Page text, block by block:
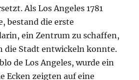
Als Los Angeles 1781
bestand die erste
ein Zentrum zu schaffen,
die Stadt entwickeln konnte.
de Los Angeles, wurde ein
Ecken zeigten auf eine